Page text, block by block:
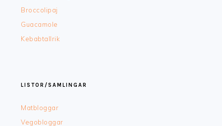
Broccolipaj
Guacamole
Kebabtallrik
LISTOR/SAMLINGAR
Matbloggar
Vegobloggar